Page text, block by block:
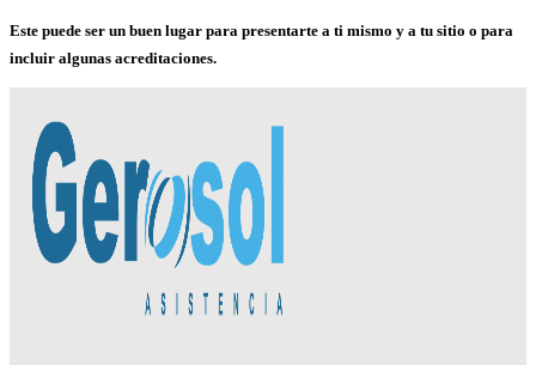
Este puede ser un buen lugar para presentarte a ti mismo y a tu sitio o para
incluir algunas acreditaciones.